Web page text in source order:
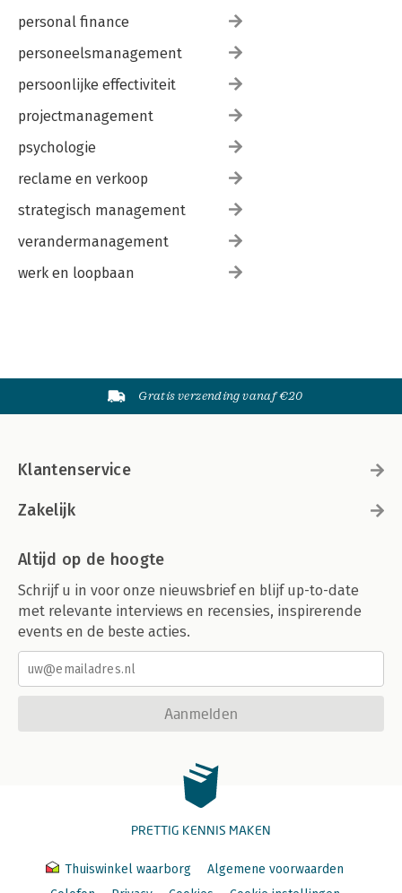
personal finance
personeelsmanagement
persoonlijke effectiviteit
projectmanagement
psychologie
reclame en verkoop
strategisch management
verandermanagement
werk en loopbaan
Gratis verzending vanaf €20
Klantenservice
Zakelijk
Altijd op de hoogte
Schrijf u in voor onze nieuwsbrief en blijf up-to-date
met relevante interviews en recensies, inspirerende
events en de beste acties.
Aanmelden
PRETTIG KENNIS MAKEN
Thuiswinkel waarborg
Algemene voorwaarden